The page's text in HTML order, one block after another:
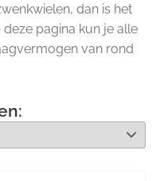
dan is het
pagina kun je alle
van rond